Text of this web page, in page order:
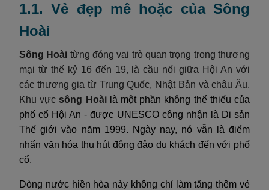
1.1. Vẻ đẹp mê hoặc của Sông
Hoài
Sông Hoài từng đóng vai trò quan trọng trong thương
mại từ thế kỷ 16 đến 19, là cầu nối giữa Hội An với
các thương gia từ Trung Quốc, Nhật Bản và châu Âu.
Khu vựcsông Hoàilà một phần không thể thiếu của
phố cổ Hội An - được UNESCO công nhận là Di sản
Thế giới vào năm 1999. Ngày nay, nó vẫn là điểm
nhấn văn hóa thu hút đông đảo du khách đến với phố
cổ.
Dòng nước hiền hòa này không chỉ làm tăng thêm vẻ